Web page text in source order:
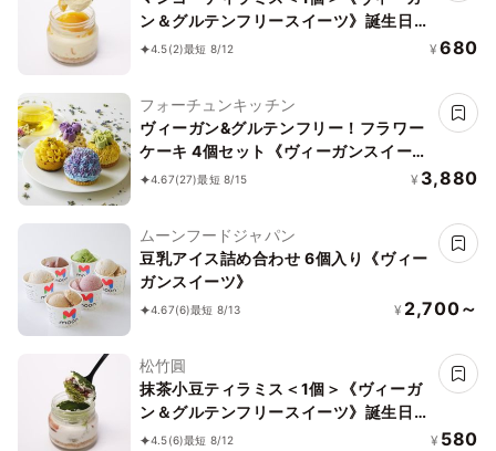
ン＆グルテンフリースイーツ》誕生日
ギフト 結婚祝 出産祝
4.5(2)最短 8/12 ¥ 680
フォーチュンキッチン
ヴィーガン&グルテンフリー！フラワー
ケーキ 4個セット《ヴィーガンスイー
ツ》
4.67(27)最短 8/15 ¥ 3,880
ムーンフードジャパン
豆乳アイス詰め合わせ 6個入り《ヴィー
ガンスイーツ》
4.67(6)最短 8/13 ¥ 2,700～
松竹圓
抹茶小豆ティラミス＜1個＞《ヴィーガ
ン＆グルテンフリースイーツ》誕生日
ギフト 結婚祝 出産祝
4.5(6)最短 8/12 ¥ 580